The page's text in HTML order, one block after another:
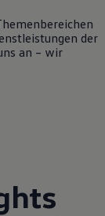
der
an – wir